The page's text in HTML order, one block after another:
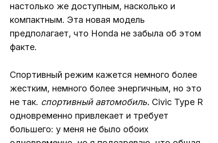
настолько же доступным, насколько и
компактным. Эта новая модель
предполагает, что Honda не забыла об этом
факте.
Спортивный режим кажется немного более
жестким, немного более энергичным, но это
не так. спортивный автомобиль. Civic Type R
одновременно привлекает и требует
большего: у меня не было обоих